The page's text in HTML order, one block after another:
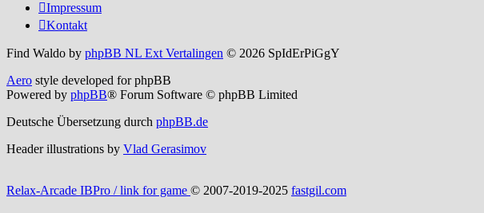
Impressum
Kontakt
Find Waldo by phpBB NL Ext Vertalingen © 2026 SpIdErPiGgY
Aero style developed for phpBB
Powered by phpBB® Forum Software © phpBB Limited
Deutsche Übersetzung durch phpBB.de
Header illustrations by Vlad Gerasimov
Relax-Arcade IBPro / link for game © 2007-2019-2025 fastgil.com